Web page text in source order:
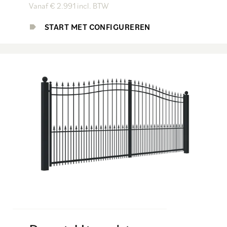
Vanaf € 2.991 incl. BTW
START MET CONFIGUREREN